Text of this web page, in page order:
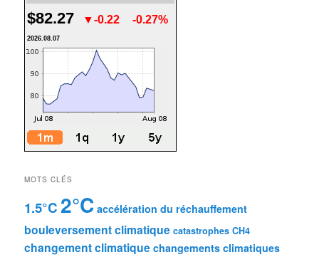
$82.27 ▼-0.22 -0.27%
2026.08.07
MOTS CLÉS
1.5°C2°C accélération du réchauffement
bouleversement climatique catastrophes CH4
changement climatique changements climatiques